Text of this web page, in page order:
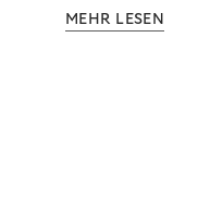
MEHR LESEN